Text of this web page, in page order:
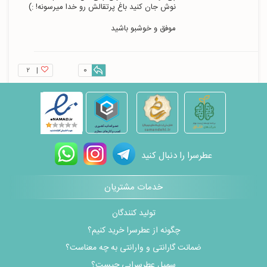
نوش جان کنید باغ پرتقالش رو خدا میرسونه! :)
موفق و خوشبو باشید
| ۲ 0
عطرسرا را دنبال کنید
خدمات مشتریان
تولید کنندگان
چگونه از عطرسرا خرید کنیم؟
ضمانت گارانتی و وارانتی به چه معناست؟